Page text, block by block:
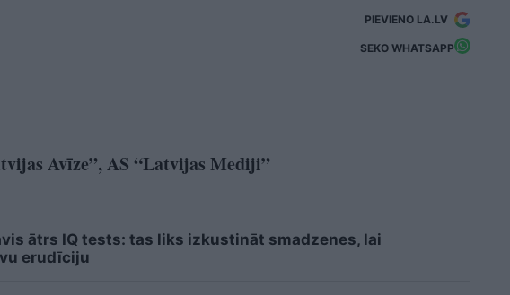
PIEVIENO LA.LV
SEKO WHATSAPP
Avīze”, AS “Latvijas Mediji”
ātrs IQ tests: tas liks izkustināt smadzenes, lai
erudīciju